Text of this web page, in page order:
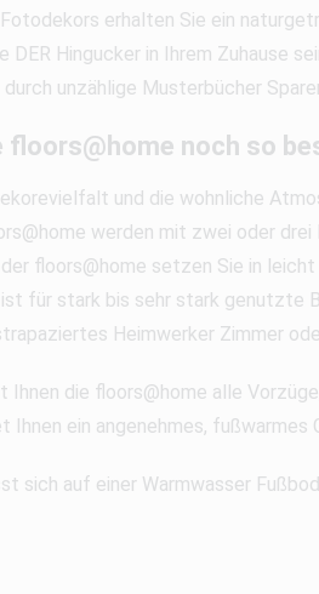
erhalten Sie ein
DER Hingucker in Ihrem Zuhause
unzählige Musterbücher
floors@home noch so
und die wohnliche
werden mit zwei oder
floors@home setzen Sie in
für stark bis sehr stark genutzte
Heimwerker Zimmer
Ihnen die floors@home alle
Ihnen ein angenehmes, fußwarmes
sich auf einer Warmwasser